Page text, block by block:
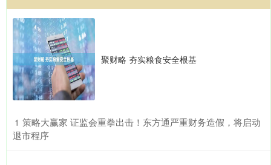
聚财略 夯实粮食安全根基
1 ​策略大赢家 证监会重拳出击！东方通严重财务造假，将启动
退市程序